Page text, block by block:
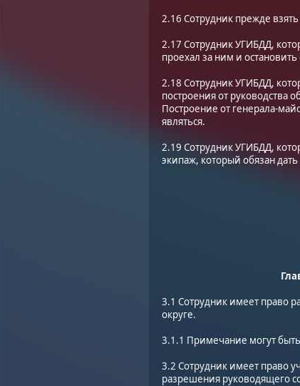
2.16 Сотрудник прежде
2.17 Сотрудник УГИБДД,
проехал за ним и
2.18 Сотрудник УГИБДД,
построения от руководства
Построение от генерала-
являться.
2.19 Сотрудник УГИБДД,
экипаж, который обязан
3.1 Сотрудник имеет право
округе.
3.1.1 Примечание могут
3.2 Сотрудник имеет право
разрешения руководящего